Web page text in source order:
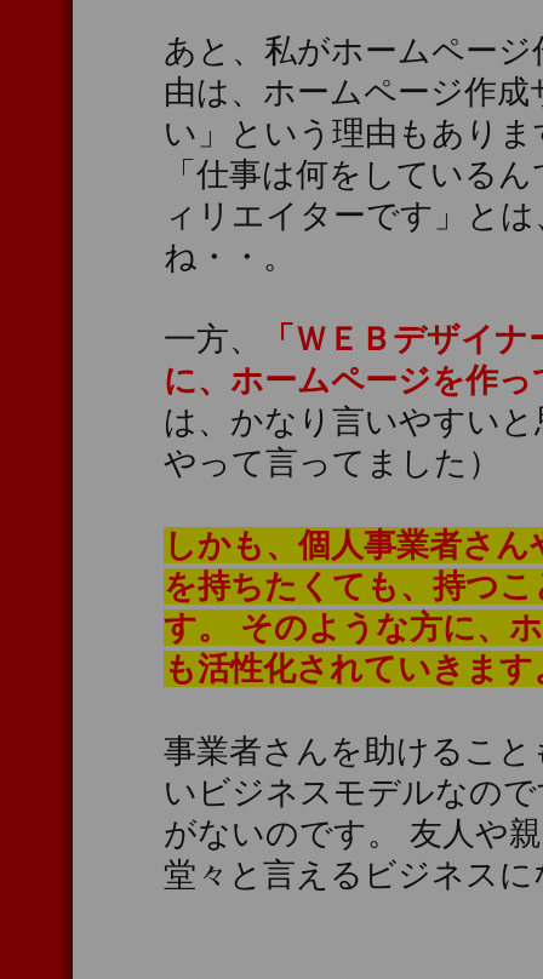
あと、私がホームペー
由は、ホームページ作
い」という理由もあり
「仕事は何をしている
ィリエイターです」と
ね・・。
一方、
「ＷＥＢデザイ
に、ホームページを作
は、かなり言いやすい
やって言ってました）
しかも、個人事業者さ
を持ちたくても、持つ
す。 そのような方に、
も活性化されていきます
事業者さんを助けるこ
いビジネスモデルなの
がないのです。 友人や
堂々と言えるビジネス